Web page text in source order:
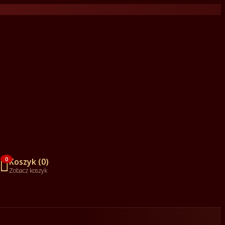

0Koszyk (0)
Zobacz koszyk